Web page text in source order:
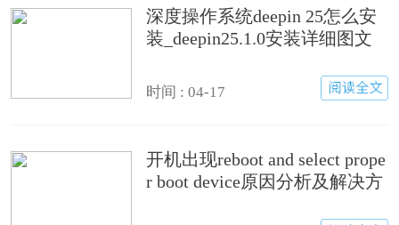
深度操作系统deepin 25怎么安
装_deepin25.1.0安装详细图文
时间 : 04-17
开机出现reboot and select prope
r boot device原因分析及解决方